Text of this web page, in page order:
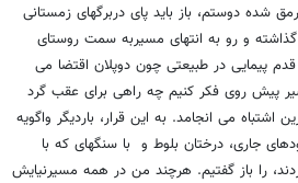
شده دوستم، باز باید پای دربرگهای زمستانی
و رو به انتهای مسیربه سمت روستای
پیمایی در طبیعتی چون دوپلان اقتضا می
پیش روی فکر کنیم چه راهی برای عقب گرد
اشتباه می انجامد. به این قرار، باردیگر واگویه
جاری، درختان بلوط و با سنگهای که با
را باز گفتیم. هرچند من در همه مسیرنیایش